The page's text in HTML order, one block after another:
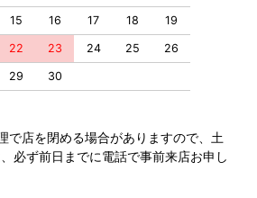
15 16 17 18 19
22 23 24 25 26
29 30
で店を閉める場合がありますので、土
必ず前日までに電話で事前来店お申し